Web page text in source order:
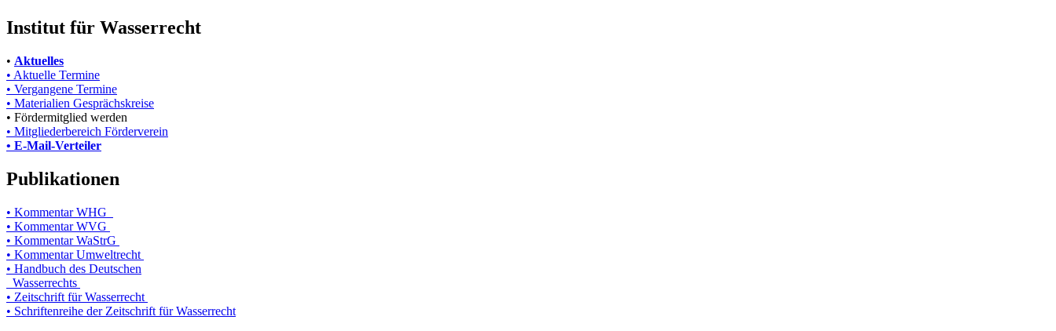
Institut für Wasserrecht
• Aktuelles
• Aktuelle Termine
• Vergangene Termine
• Materialien Gesprächskreise
• Fördermitglied werden
• Mitgliederbereich Förderverein
• E-Mail-Verteiler
Publikationen
• Kommentar WHG
• Kommentar WVG
• Kommentar WaStrG
• Kommentar Umweltrecht
• Handbuch des Deutschen
Wasserrechts
• Zeitschrift für Wasserrecht
• Schriftenreihe der Zeitschrift für Wasserrecht